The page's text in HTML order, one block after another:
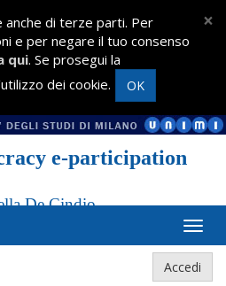
×
di terze parti. Per
e per negare il tuo consenso
qui. Se prosegui la
dei cookie.
OK
e-participation
De Cindio
Accedi